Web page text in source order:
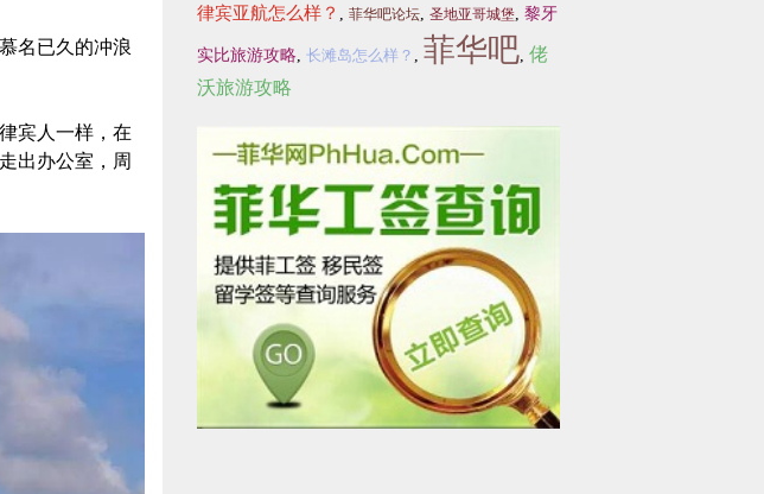
名已久的冲浪
宾人一样，在
出办公室，周
律宾亚航怎么样？ , 菲华吧论坛, 圣地亚哥城堡, 黎牙
实比旅游攻略, 长滩岛怎么样？ , 菲华吧, 佬
沃旅游攻略